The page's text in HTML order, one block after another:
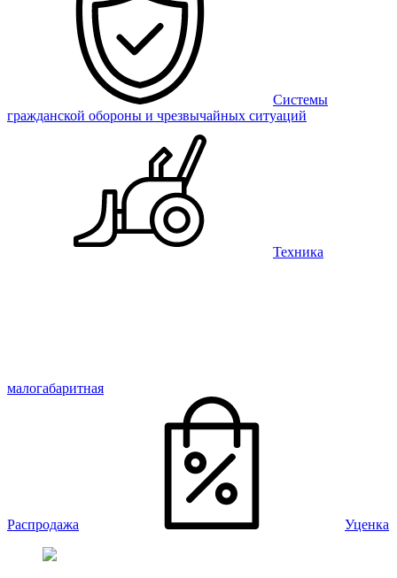
Системы
гражданской обороны и чрезвычайных ситуаций
Техника
малогабаритная
Распродажа Уценка